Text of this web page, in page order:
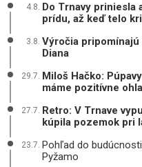
4.8. Do Trnavy priniesla
prídu, až keď telo
3.8. Výročia pripomínajú
Diana
29.7. Miloš Hačko:
máme pozitívne
27.7. Retro: V Trnave
kúpila pozemok pri
23.7. Pohľad do
Pyžamo